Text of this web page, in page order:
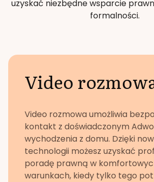
uzyskać niezbędne wsparcie
formalności.
Video
Video rozmowa umożliwia
kontakt z doświadczonym
wychodzenia z domu. Dzięki
technologii możesz uzyskać
poradę prawną w
warunkach, kiedy tylko tego